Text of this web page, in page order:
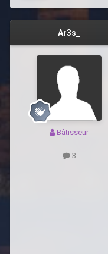
Ar3s_
Bâtisseur
3